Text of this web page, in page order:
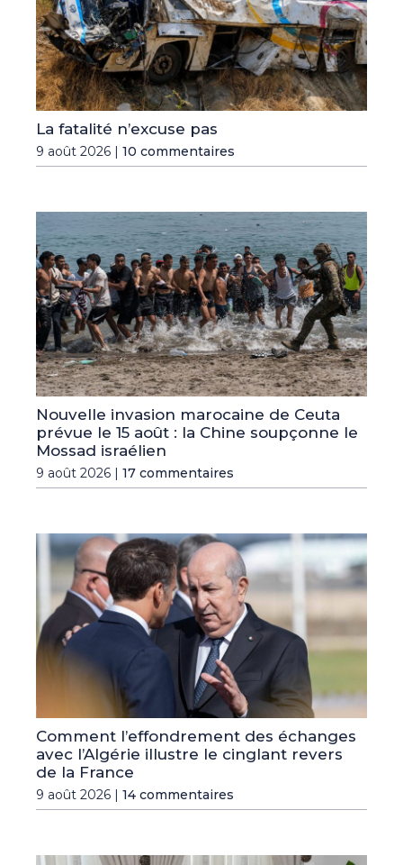
La fatalité n’excuse pas
9 août 2026 | 10 commentaires
Nouvelle invasion marocaine de Ceuta
prévue le 15 août : la Chine soupçonne le
Mossad israélien
9 août 2026 | 17 commentaires
Comment l’effondrement des échanges
avec l’Algérie illustre le cinglant revers
de la France
9 août 2026 | 14 commentaires